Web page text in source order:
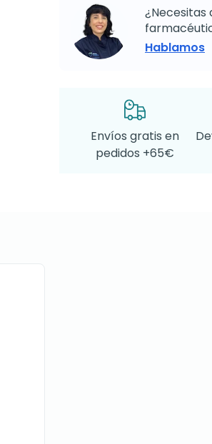
¿Necesitas
Hablamos
Envíos gratis en
pedidos +65€